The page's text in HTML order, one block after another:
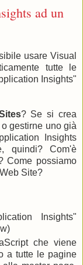
ad un
usare Visual
tutte le
Insights"
? Se si crea
gestirne uno già
Insights
quindi? Com'è
Come possiamo
Site?
Insights"
che viene
a tutte le pagine